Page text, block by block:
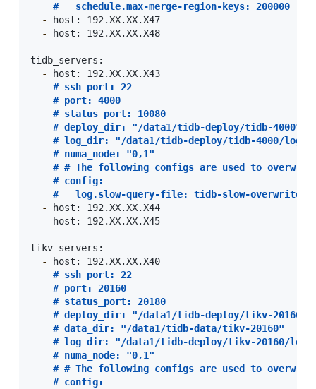
#
   schedule.max-merge-region-keys: 200000
-
host: 192.XX.XX.X47
-
host: 192.XX.XX.X48
tidb_servers:
-
host: 192.XX.XX.X43
# ssh_port: 22
# port: 4000
# status_port: 10080
# deploy_dir: "/data1/tidb-deploy/tidb-4000"
# log_dir: "/data1/tidb-deploy/tidb-4000/log"
# numa_node: "0,1"
# # The following configs are used to
# config:
#
log.slow-query-file: tidb-slow-
-
host: 192.XX.XX.X44
-
host: 192.XX.XX.X45
tikv_servers:
-
host: 192.XX.XX.X40
# ssh_port: 22
# port: 20160
# status_port: 20180
# deploy_dir: "/data1/tidb-deploy/tikv-20160"
# data_dir: "/data1/tidb-data/tikv-20160"
# log_dir: "/data1/tidb-deploy/tikv-20160/log"
# numa_node: "0,1"
# # The following configs are used to
# config: